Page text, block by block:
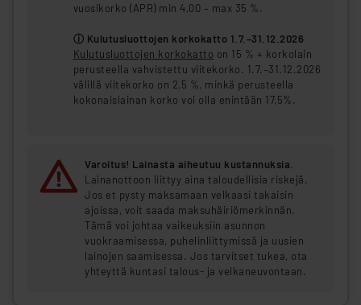
vuosikorko (APR) min 4,00 – max 35 %.
ⓘ Kulutusluottojen korkokatto 1.7.–31.12.2026
Kulutusluottojen korkokatto on 15 % + korkolain
perusteella vahvistettu viitekorko. 1.7.–31.12.2026
välillä viitekorko on 2,5 %, minkä perusteella
kokonaislainan korko voi olla enintään 17,5%.
Varoitus! Lainasta aiheutuu kustannuksia.
Lainanottoon liittyy aina taloudellisia riskejä.
Jos et pysty maksamaan velkaasi takaisin
ajoissa, voit saada maksuhäiriömerkinnän.
Tämä voi johtaa vaikeuksiin asunnon
vuokraamisessa, puhelinliittymissä ja uusien
lainojen saamisessa. Jos tarvitset tukea, ota
yhteyttä kuntasi talous- ja velkaneuvontaan.